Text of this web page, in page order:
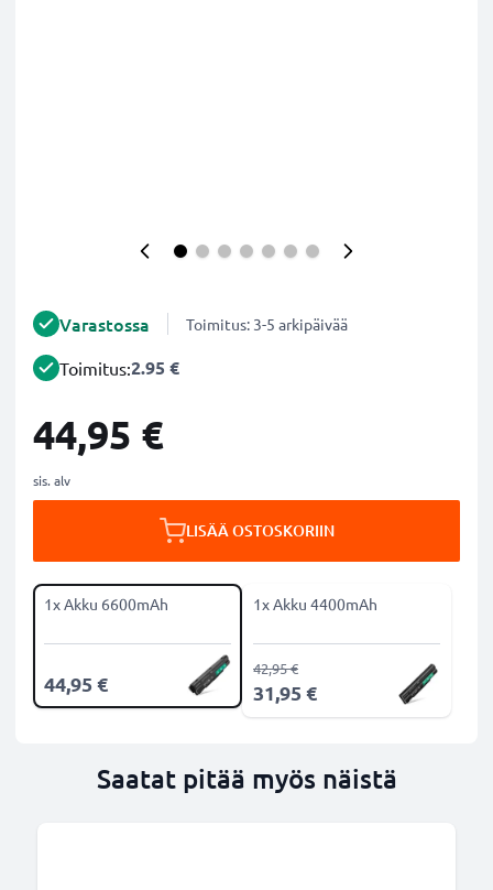
Varastossa Toimitus: 3-5 arkipäivää
Toimitus:2.95 €
44,95 €
sis. alv
LISÄÄ OSTOSKORIIN
1x Akku 6600mAh
44,95 €
1x Akku 4400mAh
31,95 €
42,95 €
Saatat pitää myös näistä